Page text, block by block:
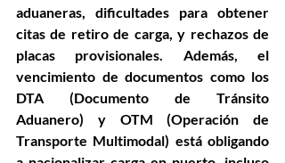
aduaneras
dificultades para obtener
citas de retiro de carga, y rechazos de
placas provisionales . Además, el
vencimiento de documentos como los
DTA (Documento de Tránsito
Aduanero) y OTM (Operación de
Transporte Multimodal) está obligando